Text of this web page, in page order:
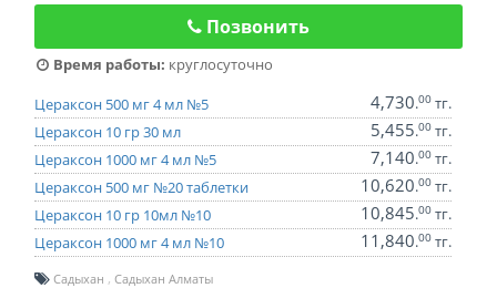
Позвонить
Время работы: круглосуточно
Цераксон 500 мг 4 мл №5
4,730.00 тг.
Цераксон 10 гр 30 мл
5,455.00 тг.
Цераксон 1000 мг 4 мл №5
7,140.00 тг.
Цераксон 500 мг №20 таблетки
10,620.00 тг.
Цераксон 10 гр 10мл №10
10,845.00 тг.
Цераксон 1000 мг 4 мл №10
11,840.00 тг.
Садыхан Садыхан Алматы